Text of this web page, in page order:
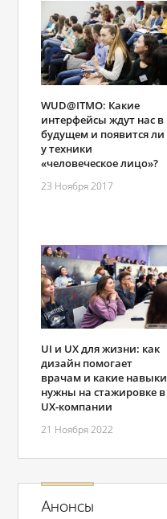
WUD@ITMO: Какие
интерфейсы ждут нас в
будущем и появится ли
у техники
«человеческое лицо»?
23 Ноября 2017
UI и UX для жизни: как
дизайн помогает
врачам и какие навыки
нужны на стажировке в
UX-компании
21 Ноября 2022
Анонсы